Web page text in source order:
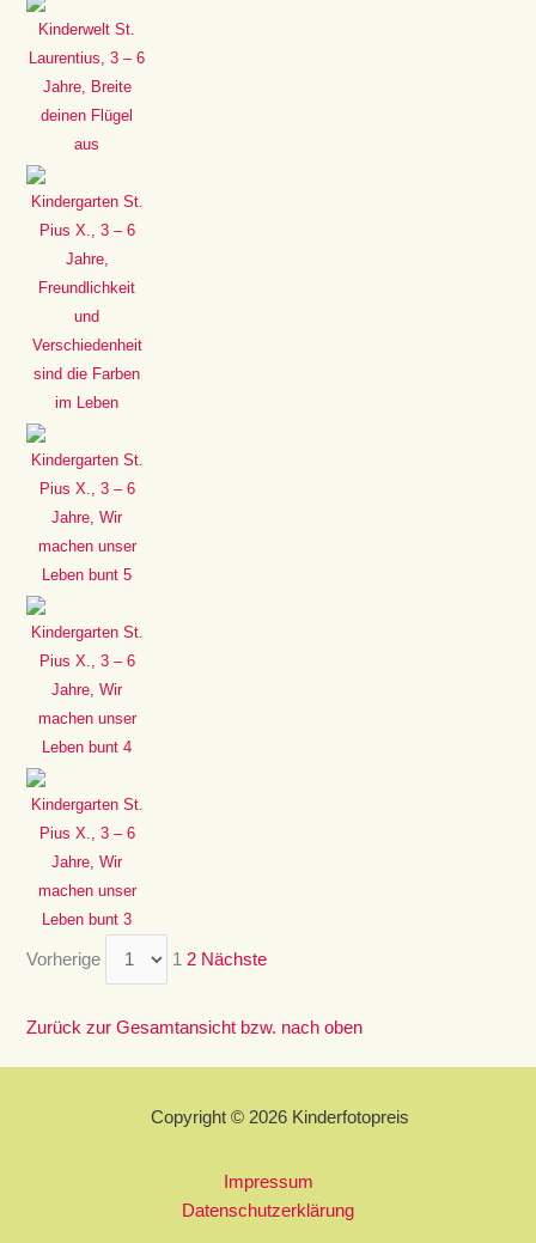
Kinderwelt St.
Laurentius, 3 – 6
Jahre, Breite
deinen Flügel
aus
Kindergarten St.
Pius X., 3 – 6
Jahre,
Freundlichkeit
und
Verschiedenheit
sind die Farben
im Leben
Kindergarten St.
Pius X., 3 – 6
Jahre, Wir
machen unser
Leben bunt 5
Kindergarten St.
Pius X., 3 – 6
Jahre, Wir
machen unser
Leben bunt 4
Kindergarten St.
Pius X., 3 – 6
Jahre, Wir
machen unser
Leben bunt 3
Vorherige 1 2 Nächste
Zurück zur Gesamtansicht bzw. nach oben
Copyright © 2026 Kinderfotopreis
Impressum
Datenschutzerklärung